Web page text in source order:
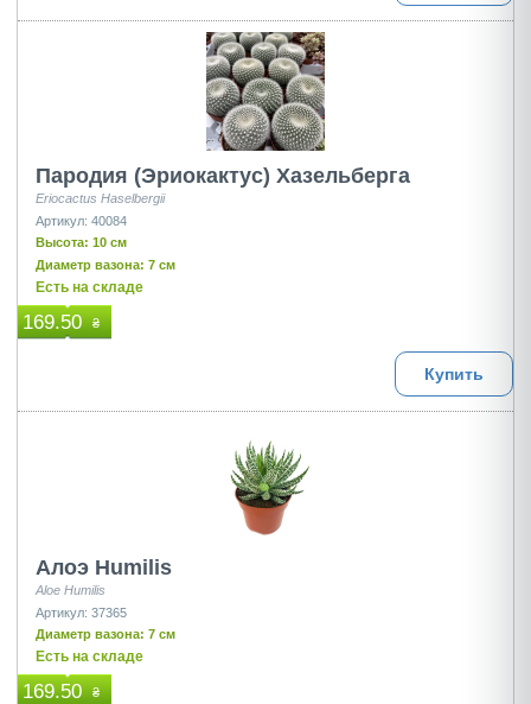
Пародия (Эриокактус) Хазельберга
Eriocactus Haselbergii
Артикул: 40084
Высота: 10 см
Диаметр вазона: 7 см
Есть на складе
169.50 ₴
Купить
Алоэ Humilis
Aloe Humilis
Артикул: 37365
Диаметр вазона: 7 см
Есть на складе
169.50 ₴